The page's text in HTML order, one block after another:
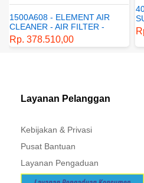
SUSP LWR RH - KAMPAK
DEPAN BAWAH KANAN -
GENUINE SPAREPART -
MITSUBISHI - XPANDER
Rp. 2.941.500,00
Layanan Pelanggan
Kebijakan & Privasi
Pusat Bantuan
Layanan Pengaduan